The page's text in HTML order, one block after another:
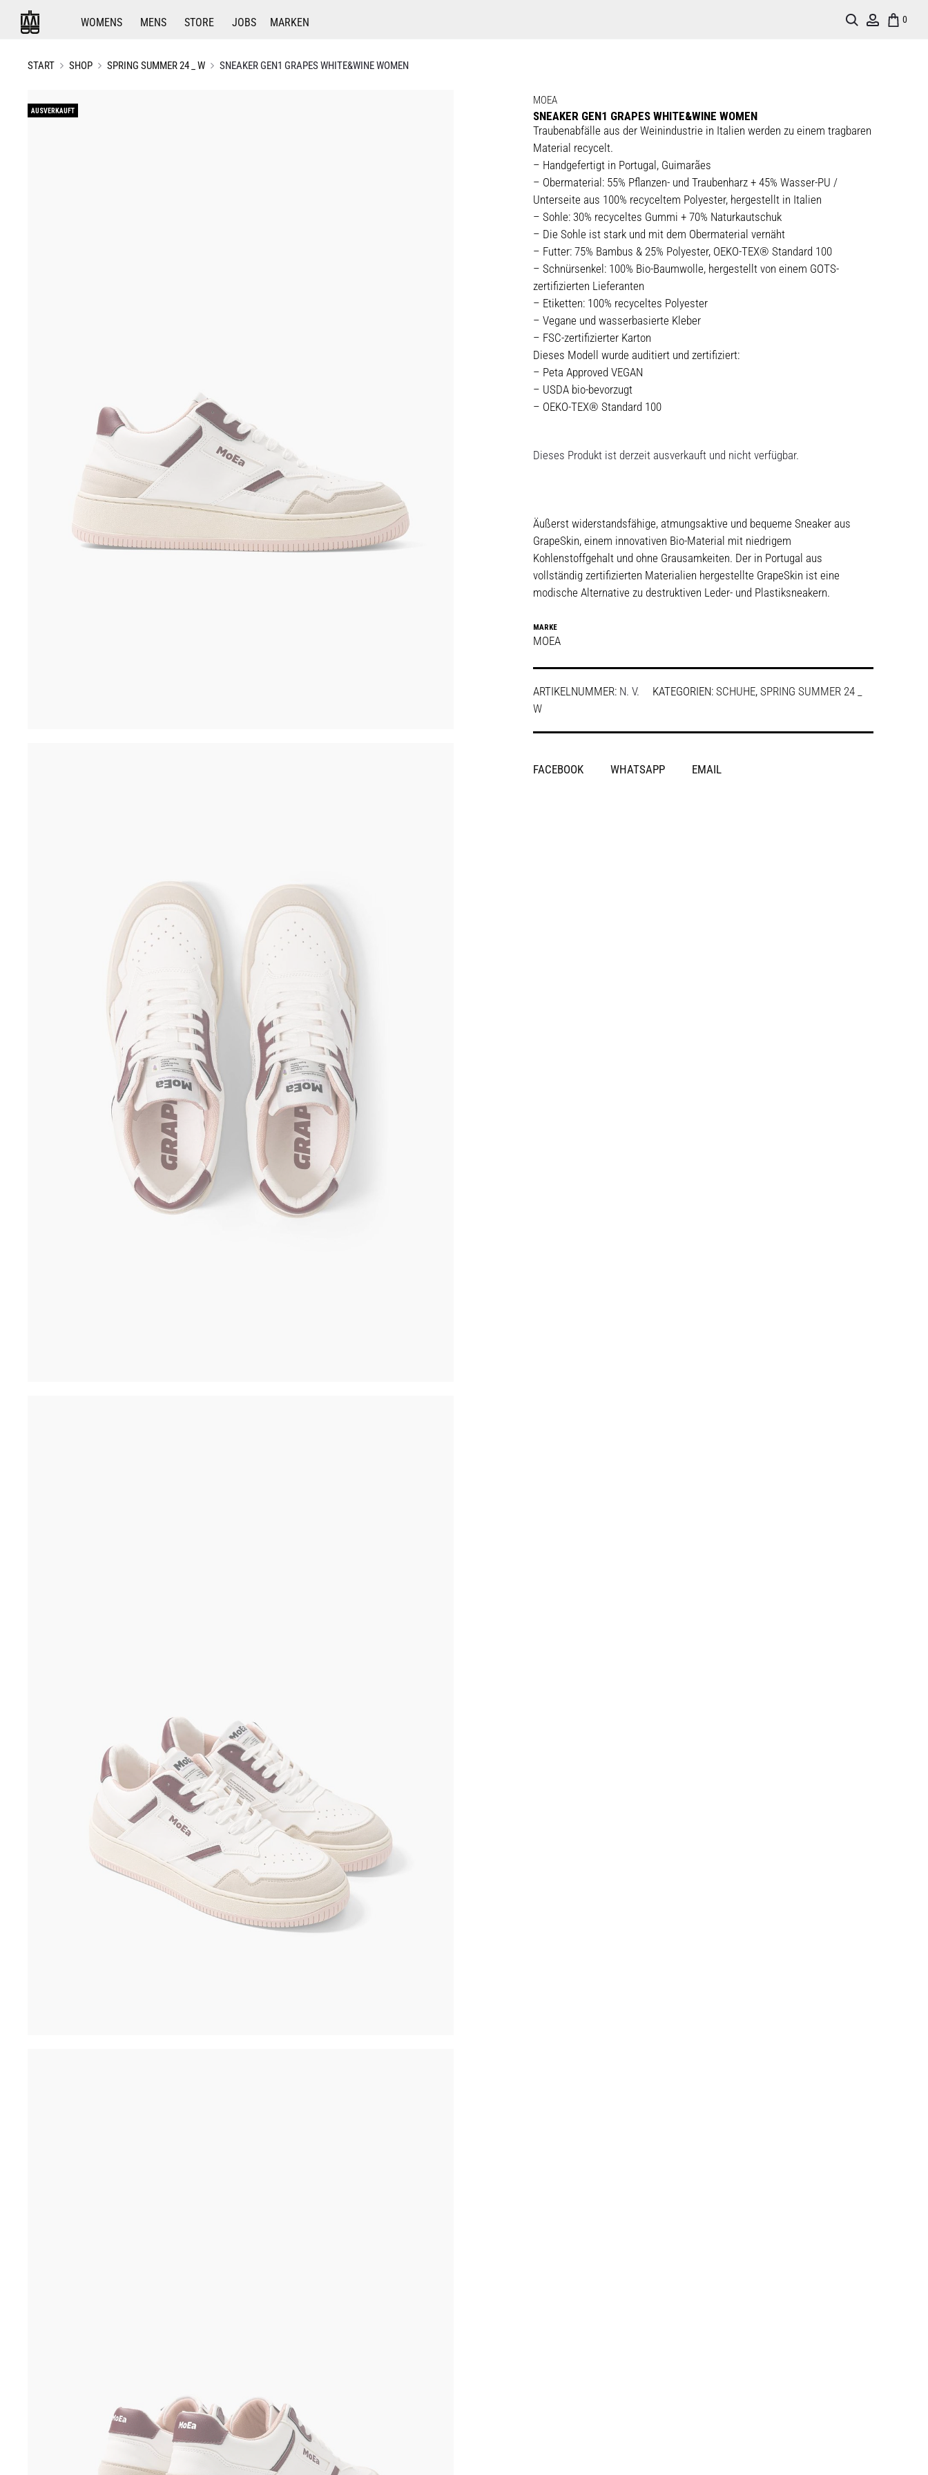
WOMENS MENS STORE JOBS MARKEN 0
Account
Search
START SHOP SPRING SUMMER 24 _ W SNEAKER GEN1 GRAPES WHITE&WINE WOMEN
AUSVERKAUFT
MOEA
SNEAKER GEN1 GRAPES WHITE&WINE WOMEN
Traubenabfälle aus der Weinindustrie in Italien werden zu einem tragbaren
Material recycelt.
– Handgefertigt in Portugal, Guimarães
– Obermaterial: 55% Pflanzen- und Traubenharz + 45% Wasser-PU /
Unterseite aus 100% recyceltem Polyester, hergestellt in Italien
– Sohle: 30% recyceltes Gummi + 70% Naturkautschuk
– Die Sohle ist stark und mit dem Obermaterial vernäht
– Futter: 75% Bambus & 25% Polyester, OEKO-TEX® Standard 100
– Schnürsenkel: 100% Bio-Baumwolle, hergestellt von einem GOTS-
zertifizierten Lieferanten
– Etiketten: 100% recyceltes Polyester
– Vegane und wasserbasierte Kleber
– FSC-zertifizierter Karton
Dieses Modell wurde auditiert und zertifiziert:
– Peta Approved VEGAN
– USDA bio-bevorzugt
– OEKO-TEX® Standard 100
Dieses Produkt ist derzeit ausverkauft und nicht verfügbar.
Äußerst widerstandsfähige, atmungsaktive und bequeme Sneaker aus
GrapeSkin, einem innovativen Bio-Material mit niedrigem
Kohlenstoffgehalt und ohne Grausamkeiten. Der in Portugal aus
vollständig zertifizierten Materialien hergestellte GrapeSkin ist eine
modische Alternative zu destruktiven Leder- und Plastiksneakern.
MARKE
MOEA
ARTIKELNUMMER: N. V. KATEGORIEN: SCHUHE, SPRING SUMMER 24 _
W
SHARE
FACEBOOK WHATSAPP EMAIL